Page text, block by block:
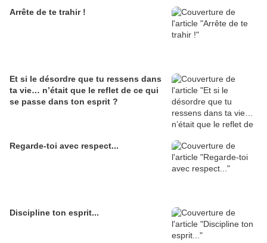
Arrête de te trahir !
Et si le désordre que tu ressens dans
ta vie… n’était que le reflet de ce qui
se passe dans ton esprit ?
Regarde-toi avec respect...
Discipline ton esprit...